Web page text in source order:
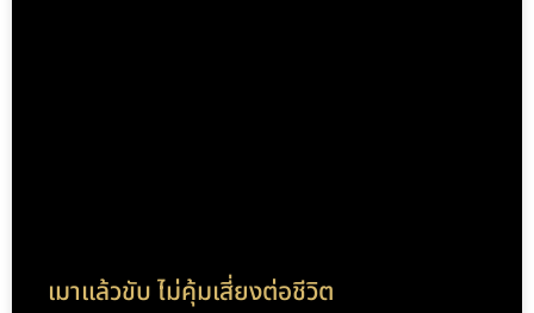
เมาแล้วขับ ไม่คุ้มเสี่ยงต่อชีวิต